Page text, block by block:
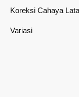
Koreksi Cahaya
Variasi